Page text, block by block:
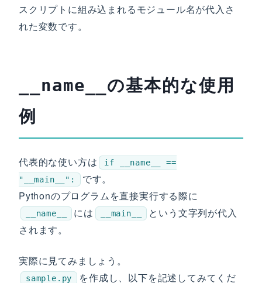
スクリプトに組み込まれるモジュール名が代入さ
れた変数です。
__name__ の基本的な使用
例
代表的な使い方は
if __name__ ==
"__main__":
です。
Pythonのプログラムを直接実行する際に
__name__ には __main__
という文字列が代入
されます。
実際に見てみましょう。
sample.py
を作成し、以下を記述してみてくだ